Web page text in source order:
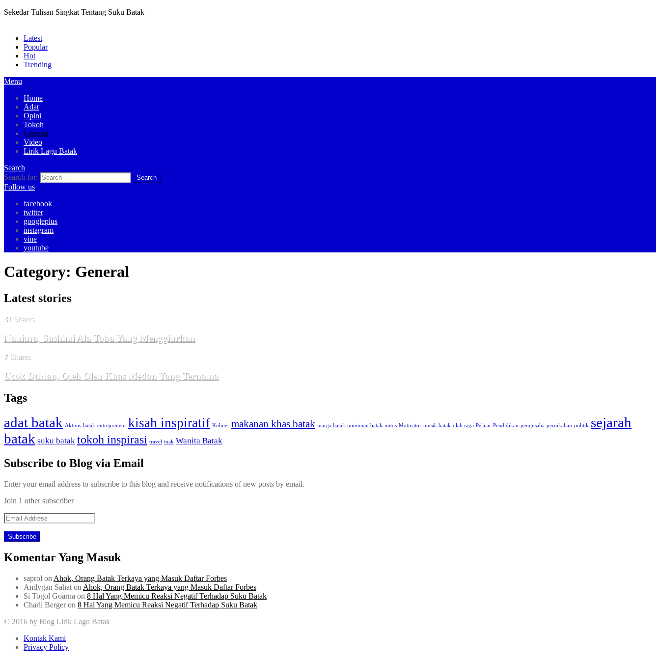
Sekedar Tulisan Singkat Tentang Suku Batak
Latest
Popular
Hot
Trending
Menu
Home
Adat
Opini
Tokoh
General
Video
Lirik Lagu Batak
Search
Search for:
Follow us
facebook
twitter
googleplus
instagram
vine
youtube
Category: General
Latest stories
31 Shares
Naniura, Sashimi Ala Toba Yang Menggiurkan
7Shares
Ucok Durian, Oleh Oleh Khas Medan Yang Ternama
Tags
adat batak Aktivis batak entrepreneur kisah inspiratif Kuliner makanan khas batak marga batak minuman batak mitos Motivator musik batak olah raga Pelajar Pendidikan pengusaha pernikahan politik sejarah
batak suku batak tokoh inspirasi travel tuak Wanita Batak
Subscribe to Blog via Email
Enter your email address to subscribe to this blog and receive notifications of new posts by email.
Join 1 other subscriber
Email
Address
Komentar Yang Masuk
saprol on Ahok, Orang Batak Terkaya yang Masuk Daftar Forbes
Andygan Sahat on Ahok, Orang Batak Terkaya yang Masuk Daftar Forbes
Si Togol Goarna on 8 Hal Yang Memicu Reaksi Negatif Terhadap Suku Batak
Charli Bergeron 8 Hal Yang Memicu Reaksi Negatif Terhadap Suku Batak
© 2016 by Blog Lirik Lagu Batak
Kontak Kami
Privacy Policy